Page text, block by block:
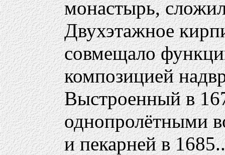
монастырь,
Двухэтажное
совмещало
композицией
Выстроенный в
однопролётными
и пекарней в